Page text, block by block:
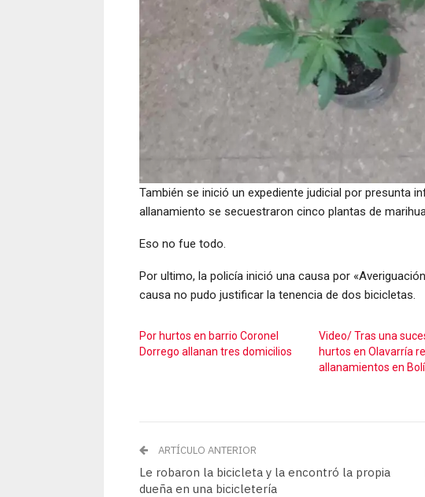
También se inició un expediente judicial por presunta
allanamiento se secuestraron cinco plantas de
Eso no fue todo.
Por ultimo, la policía inició una causa por
causa no pudo justificar la tenencia de dos bicicletas.
Por hurtos en barrio Coronel
Dorrego allanan tres domicilios
Video/ Tras una
hurtos en Olavarría
allanamientos en
ARTÍCULO ANTERIOR
Le robaron la bicicleta y la encontró la propia
dueña en una bicicletería